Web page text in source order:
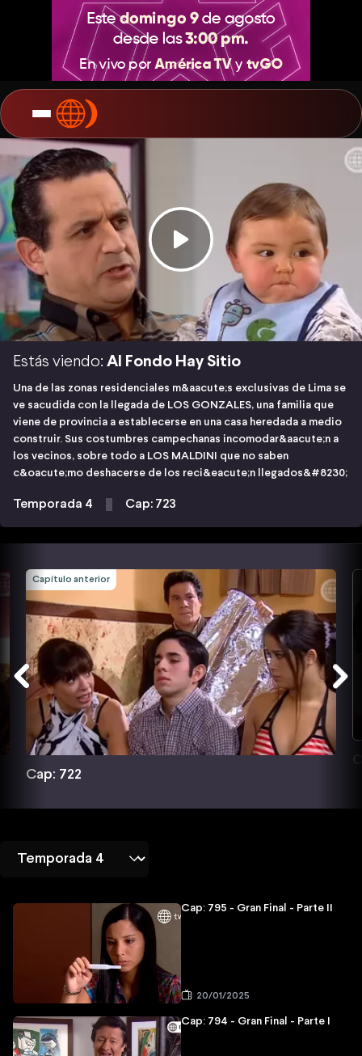
Estás viendo: Al Fondo Hay Sitio
Una de las zonas residenciales m&aacute;s exclusivas de Lima se
ve sacudida con la llegada de LOS GONZALES, una familia que
viene de provincia a establecerse en una casa heredada a medio
construir. Sus costumbres campechanas incomodar&aacute;n a
los vecinos, sobre todo a LOS MALDINI que no saben
c&oacute;mo deshacerse de los reci&eacute;n llegados&#8230;
Temporada 4 Cap: 723
Capítulo anterior
Cap: 722
Cap: 795 - Gran Final - Parte II
20/01/2025
Cap: 794 - Gran Final - Parte I